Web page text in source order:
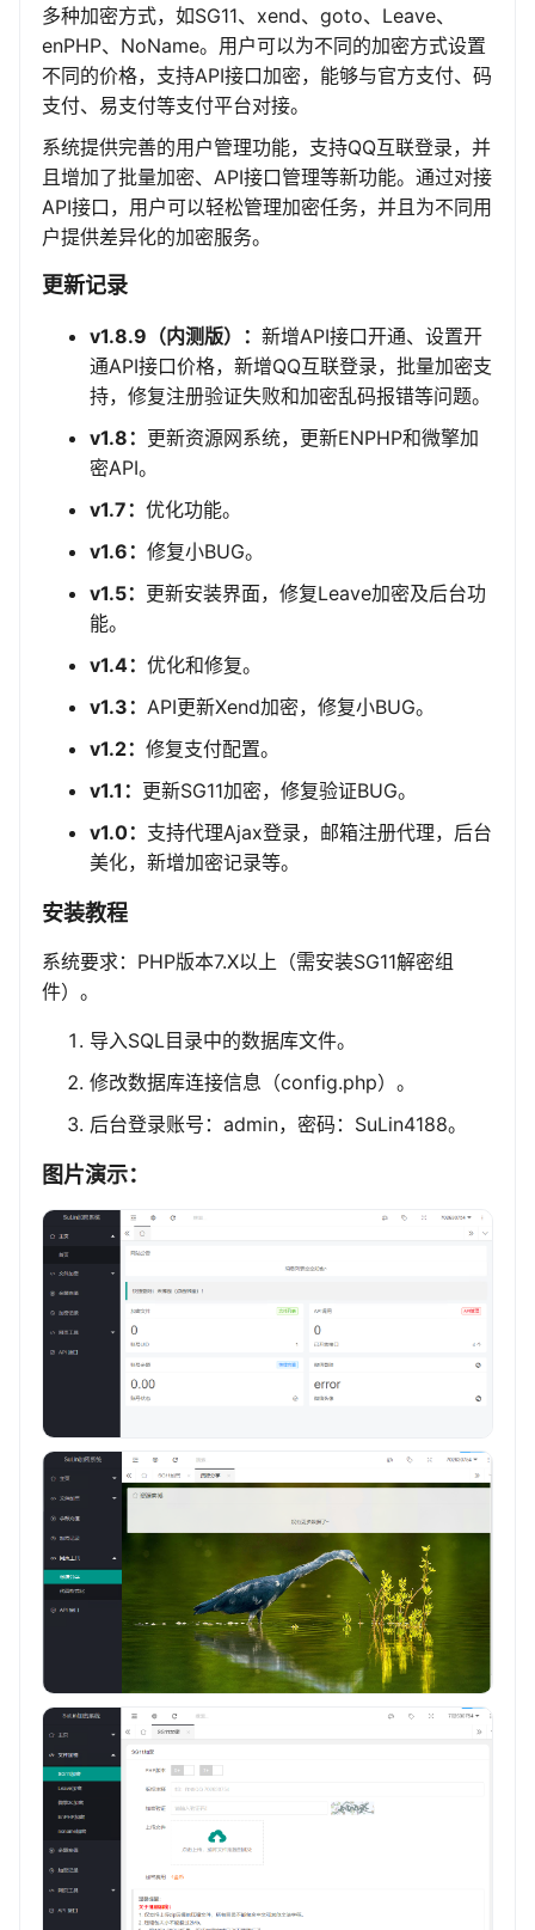
多种加密方式，如SG11、xend、goto、Leave、
enPHP、NoName。用户可以为不同的加密方式设置
不同的价格，支持API接口加密，能够与官方支付、码
支付、易支付等支付平台对接。
系统提供完善的用户管理功能，支持QQ互联登录，并
且增加了批量加密、API接口管理等新功能。通过对接
API接口，用户可以轻松管理加密任务，并且为不同用
户提供差异化的加密服务。
更新记录
v1.8.9（内测版）： 新增API接口开通、设置开
通API接口价格，新增QQ互联登录，批量加密支
持，修复注册验证失败和加密乱码报错等问题。
v1.8： 更新资源网系统，更新ENPHP和微擎加
密API。
v1.7： 优化功能。
v1.6： 修复小BUG。
v1.5： 更新安装界面，修复Leave加密及后台功
能。
v1.4： 优化和修复。
v1.3： API更新Xend加密，修复小BUG。
v1.2： 修复支付配置。
v1.1： 更新SG11加密，修复验证BUG。
v1.0： 支持代理Ajax登录，邮箱注册代理，后台
美化，新增加密记录等。
安装教程
系统要求：PHP版本7.X以上（需安装SG11解密组
件）。
导入SQL目录中的数据库文件。
修改数据库连接信息（config.php）。
后台登录账号：admin，密码：SuLin4188。
图片演示：